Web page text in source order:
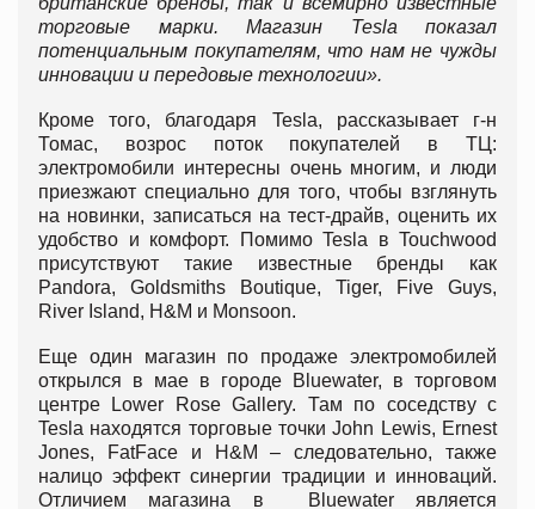
торговые марки. Магазин Tesla показал
потенциальным покупателям, что нам не чужды
инновации и передовые технологии».
Кроме того, благодаря Tesla, рассказывает г-н
Томас, возрос поток покупателей в ТЦ:
электромобили интересны очень многим, и люди
приезжают специально для того, чтобы взглянуть
на новинки, записаться на тест-драйв, оценить их
удобство и комфорт. Помимо Tesla в Touchwood
присутствуют такие известные бренды как
Pandora, Goldsmiths Boutique, Tiger, Five Guys,
River Island, H&M и Monsoon.
Еще один магазин по продаже электромобилей
открылся в мае в городе Bluewater, в торговом
центре Lower Rose Gallery. Там по соседству с
Tesla находятся торговые точки John Lewis, Ernest
Jones, FatFace и H&M – следовательно, также
налицо эффект синергии традиции и инноваций.
Отличием магазина в Bluewater является